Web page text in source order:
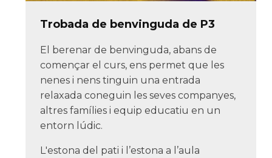
Trobada de benvinguda de P3
El berenar de benvinguda, abans de
començar el curs, ens permet que les
nenes i nens tinguin una entrada
relaxada coneguin les seves companyes,
altres famílies i equip educatiu en un
entorn lúdic.
L'estona del pati i l’estona a l’aula